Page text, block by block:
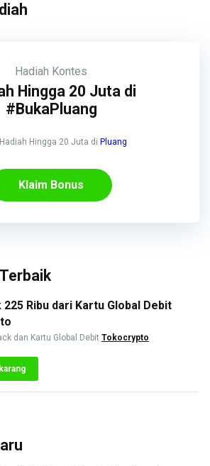
Hadiah Kontes
Hingga 20 Juta di
#BukaPluang
Hingga 20 Juta di Pluang
Klaim Bonus
225 Ribu dari Kartu Global Debit
dan Kartu Global Debit Tokocrypto